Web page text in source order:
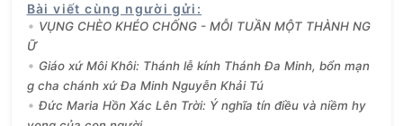
Bài viết cùng người gửi :
VỤNG CHÈO KHÉO CHỐNG - MỖI TUẦN MỘT THÀNH NG
Ữ
Giáo xứ Môi Khôi: Thánh lễ kính Thánh Đa Minh, bổn mạn
g cha chánh xứ Đa Minh Nguyễn Khải Tú
Đức Maria Hồn Xác Lên Trời: Ý nghĩa tín điều và niềm hy